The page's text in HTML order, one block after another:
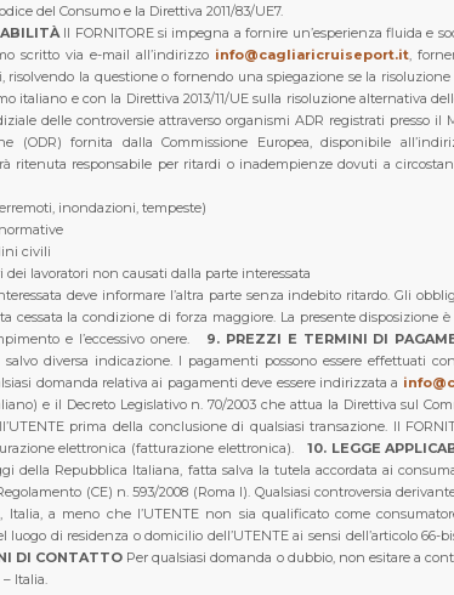
del Consumo e la Direttiva 2011/83/UE7.
Il FORNITORE si impegna a fornire un’esperienza fluida e
scritto via e-mail all’indirizzo info@cagliaricruiseport.it,
risolvendo la questione o fornendo una spiegazione se la
italiano e con la Direttiva 2013/11/UE sulla risoluzione alternativa
delle controversie attraverso organismi ADR registrati presso
(ODR) fornita dalla Commissione Europea, disponibile
ritenuta responsabile per ritardi o inadempienze dovuti a
inondazioni, tempeste)
civili
lavoratori non causati dalla parte interessata
deve informare l’altra parte senza indebito ritardo. Gli
cessata la condizione di forza maggiore. La presente disposizione
e l’eccessivo onere.
9. PREZZI E TERMINI DI
salvo diversa indicazione. I pagamenti possono essere effettuati
domanda relativa ai pagamenti deve essere indirizzata a
e il Decreto Legislativo n. 70/2003 che attua la Direttiva sul
prima della conclusione di qualsiasi transazione. Il
elettronica (fatturazione elettronica).
10. LEGGE
della Repubblica Italiana, fatta salva la tutela accordata ai
(CE) n. 593/2008 (Roma I). Qualsiasi controversia
a meno che l’UTENTE non sia qualificato come
di residenza o domicilio dell’UTENTE ai sensi dell’articolo 66-
DI CONTATTO Per qualsiasi domanda o dubbio, non esitare a
– Italia.